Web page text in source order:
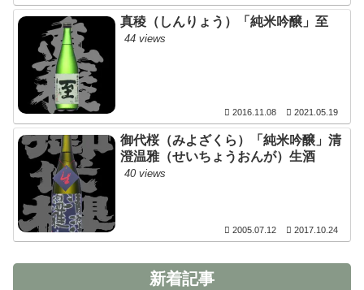
真稜（しんりょう）「純米吟醸」至
44 views
2016.11.08 2021.05.19
御代桜（みよざくら）「純米吟醸」清
澄温雅（せいちょうおんが）生酒
40 views
2005.07.12 2017.10.24
新着記事